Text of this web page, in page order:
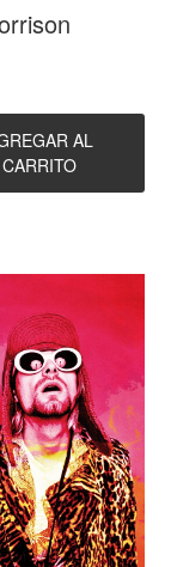
AL
CARRITO